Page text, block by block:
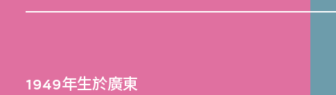
1949年生於廣東